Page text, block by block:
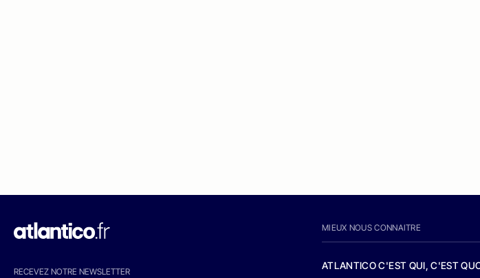
RECEVEZ NOTRE NEWSLETTER
MIEUX NOUS CONNAITRE
ATLANTICO C'EST QUI, C'EST